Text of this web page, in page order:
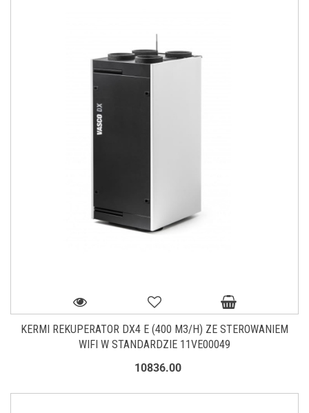
KERMI REKUPERATOR DX4 E (400 M3/H) ZE STEROWANIEM
WIFI W STANDARDZIE 11VE00049
10836.00